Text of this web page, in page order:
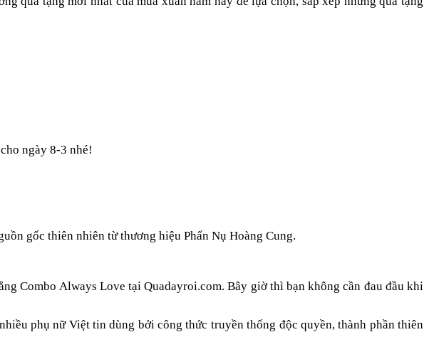
ngày 8-3 nhé!
gốc thiên nhiên từ thương hiệu Phấn Nụ Hoàng Cung.
Combo Always Love tại Quadayroi.com. Bây giờ thì bạn không cần đau đầu khi
phụ nữ Việt tin dùng bởicông thức truyền thống độc quyền, thành phần thiên